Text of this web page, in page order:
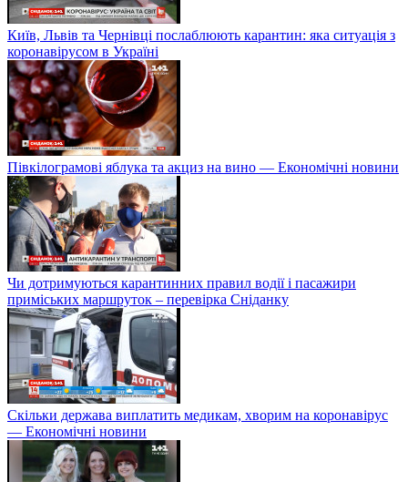
Київ, Львів та Чернівці послаблюють карантин: яка ситуація з
коронавірусом в Україні
Півкілограмові яблука та акциз на вино — Економічні новини
Чи дотримуються карантинних правил водії і пасажири
приміських маршруток – перевірка Сніданку
Скільки держава виплатить медикам, хворим на коронавірус
— Економічні новини